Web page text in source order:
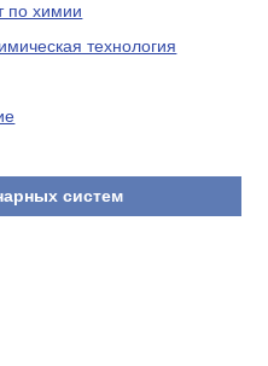
по химии
технология
систем